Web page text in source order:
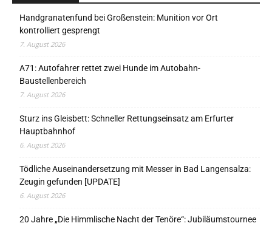
Handgranatenfund bei Großenstein: Munition vor Ort
kontrolliert gesprengt
7. August 2026
A71: Autofahrer rettet zwei Hunde im Autobahn-
Baustellenbereich
7. August 2026
Sturz ins Gleisbett: Schneller Rettungseinsatz am Erfurter
Hauptbahnhof
6. August 2026
Tödliche Auseinandersetzung mit Messer in Bad Langensalza:
Zeugin gefunden [UPDATE]
6. August 2026
20 Jahre „Die Himmlische Nacht der Tenöre“: Jubiläumstournee